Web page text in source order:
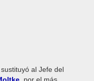
al Jefe del